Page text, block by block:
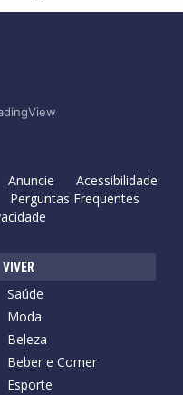
Anuncie
Acessibilidade
Perguntas Frequentes
VIVER
Saúde
Moda
Beleza
Beber e Comer
Esporte